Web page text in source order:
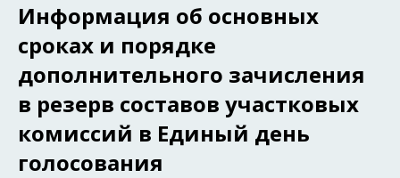
Информация об основных
сроках и порядке
дополнительного зачисления
в резерв составов участковых
комиссий в Единый день
голосования